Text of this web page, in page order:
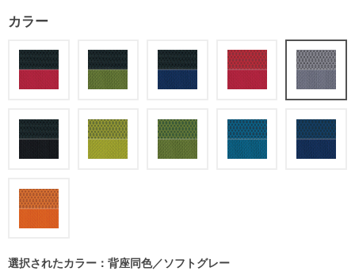
カラー
選択されたカラー：背座同色／ソフトグレー